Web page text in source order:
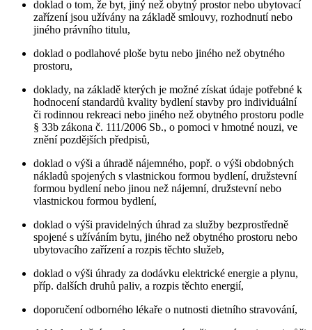
doklad o tom, že byt, jiný než obytný prostor nebo ubytovací
zařízení jsou užívány na základě smlouvy, rozhodnutí nebo
jiného právního titulu,
doklad o podlahové ploše bytu nebo jiného než obytného
prostoru,
doklady, na základě kterých je možné získat údaje potřebné k
hodnocení standardů kvality bydlení stavby pro individuální
či rodinnou rekreaci nebo jiného než obytného prostoru podle
§ 33b zákona č. 111/2006 Sb., o pomoci v hmotné nouzi, ve
znění pozdějších předpisů,
doklad o výši a úhradě nájemného, popř. o výši obdobných
nákladů spojených s vlastnickou formou bydlení, družstevní
formou bydlení nebo jinou než nájemní, družstevní nebo
vlastnickou formou bydlení,
doklad o výši pravidelných úhrad za služby bezprostředně
spojené s užíváním bytu, jiného než obytného prostoru nebo
ubytovacího zařízení a rozpis těchto služeb,
doklad o výši úhrady za dodávku elektrické energie a plynu,
příp. dalších druhů paliv, a rozpis těchto energií,
doporučení odborného lékaře o nutnosti dietního stravování,